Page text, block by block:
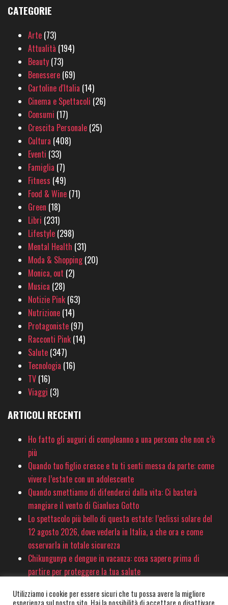
CATEGORIE
Arte (73)
Attualità (194)
Beauty (73)
Benessere (69)
Cartoline d'Italia (14)
Cinema e Spettacoli (26)
Consumi (17)
Crescita Personale (25)
Cultura (408)
Eventi (33)
Famiglia (7)
Fitness (49)
Food & Wine (71)
Green (18)
Libri (231)
Lifestyle (298)
Mental Health (31)
Moda & Shopping(20)
Monica, out (2)
Musica (28)
Notizie Pink (63)
Nutrizione (14)
Protagoniste (97)
Racconti Pink (14)
Salute (347)
Tecnologia (16)
TV (16)
Viaggi (3)
ARTICOLI RECENTI
Ho fatto gli auguri di compleanno a una persona che non c’è
più
Quando tuo figlio cresce e tu ti senti messa da parte: come
vivere l’estate con un adolescente
Quando smettiamo di difenderci dalla vita: Ci basterà
mangiare il vento di Gianluca Gotto
Lo spettacolo più bello di questa estate: l’eclissi solare del
12 agosto 2026, dove vederla in Italia, a che ora e come
osservarla in totale sicurezza
Chikungunya e dengue in vacanza: cosa sapere prima di
partire per proteggere la tua salute
Utilizziamo i cookie per essere sicuri che tu possa avere la migliore
esperienza sul nostro sito. Hai la possibilità di accettare o disattivare